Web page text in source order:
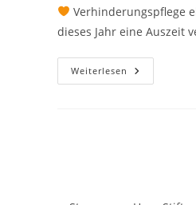
Verhinderungspflege
dieses Jahr eine Auszeit
Weiterlesen Anhang
Zur